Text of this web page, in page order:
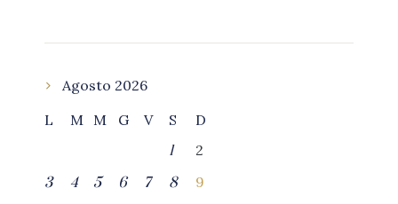
Agosto 2026
L
M M G V S
D
1
2
3
4 5 6 7 8
9